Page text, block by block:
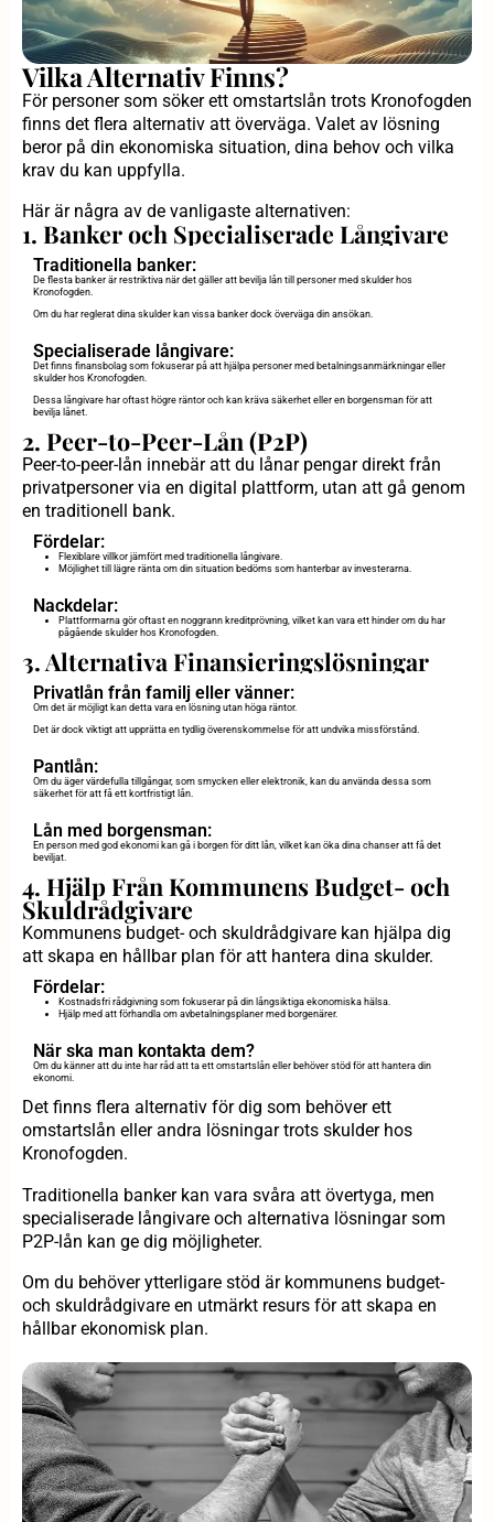
Vilka Alternativ Finns?
För personer som söker ett omstartslån trots Kronofogden
finns det flera alternativ att överväga. Valet av lösning
beror på din ekonomiska situation, dina behov och vilka
krav du kan uppfylla.
Här är några av de vanligaste alternativen:
1. Banker och Specialiserade Långivare
Traditionella banker:
De flesta banker är restriktiva när det gäller att bevilja lån till personer med skulder hos
Kronofogden.
Om du har reglerat dina skulder kan vissa banker dock överväga din ansökan.
Specialiserade långivare:
Det finns finansbolag som fokuserar på att hjälpa personer med betalningsanmärkningar eller
skulder hos Kronofogden.
Dessa långivare har oftast högre räntor och kan kräva säkerhet eller en borgensman för att
bevilja lånet.
2. Peer-to-Peer-Lån (P2P)
Peer-to-peer-lån innebär att du lånar pengar direkt från
privatpersoner via en digital plattform, utan att gå genom
en traditionell bank.
Fördelar:
Flexiblare villkor jämfört med traditionella långivare.
Möjlighet till lägre ränta om din situation bedöms som hanterbar av investerarna.
Nackdelar:
Plattformarna gör oftast en noggrann kreditprövning, vilket kan vara ett hinder om du har
pågående skulder hos Kronofogden.
3. Alternativa Finansieringslösningar
Privatlån från familj eller vänner:
Om det är möjligt kan detta vara en lösning utan höga räntor.
Det är dock viktigt att upprätta en tydlig överenskommelse för att undvika missförstånd.
Pantlån:
Om du äger värdefulla tillgångar, som smycken eller elektronik, kan du använda dessa som
säkerhet för att få ett kortfristigt lån.
Lån med borgensman:
En person med god ekonomi kan gå i borgen för ditt lån, vilket kan öka dina chanser att få det
beviljat.
4. Hjälp Från Kommunens Budget- och
Skuldrådgivare
Kommunens budget- och skuldrådgivare kan hjälpa dig
att skapa en hållbar plan för att hantera dina skulder.
Fördelar:
Kostnadsfri rådgivning som fokuserar på din långsiktiga ekonomiska hälsa.
Hjälp med att förhandla om avbetalningsplaner med borgenärer.
När ska man kontakta dem?
Om du känner att du inte har råd att ta ett omstartslån eller behöver stöd för att hantera din
ekonomi.
Det finns flera alternativ för dig som behöver ett
omstartslån eller andra lösningar trots skulder hos
Kronofogden.
Traditionella banker kan vara svåra att övertyga, men
specialiserade långivare och alternativa lösningar som
P2P-lån kan ge dig möjligheter.
Om du behöver ytterligare stöd är kommunens budget-
och skuldrådgivare en utmärkt resurs för att skapa en
hållbar ekonomisk plan.